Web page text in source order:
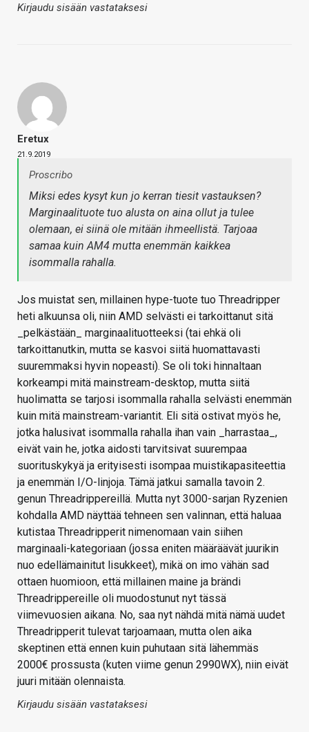
Kirjaudu sisään vastataksesi
Eretux
21.9.2019
Proscribo
Miksi edes kysyt kun jo kerran tiesit vastauksen?
Marginaalituote tuo alusta on aina ollut ja tulee
olemaan, ei siinä ole mitään ihmeellistä. Tarjoaa
samaa kuin AM4 mutta enemmän kaikkea
isommalla rahalla.
Jos muistat sen, millainen hype-tuote tuo Threadripper
heti alkuunsa oli, niin AMD selvästi ei tarkoittanut sitä
_pelkästään_ marginaalituotteeksi (tai ehkä oli
tarkoittanutkin, mutta se kasvoi siitä huomattavasti
suuremmaksi hyvin nopeasti). Se oli toki hinnaltaan
korkeampi mitä mainstream-desktop, mutta siitä
huolimatta se tarjosi isommalla rahalla selvästi enemmän
kuin mitä mainstream-variantit. Eli sitä ostivat myös he,
jotka halusivat isommalla rahalla ihan vain _harrastaa_,
eivät vain he, jotka aidosti tarvitsivat suurempaa
suorituskykyä ja erityisesti isompaa muistikapasiteettia
ja enemmän I/O-linjoja. Tämä jatkui samalla tavoin 2.
genun Threadrippereillä. Mutta nyt 3000-sarjan Ryzenien
kohdalla AMD näyttää tehneen sen valinnan, että haluaa
kutistaa Threadripperit nimenomaan vain siihen
marginaali-kategoriaan (jossa eniten määräävät juurikin
nuo edellämainitut lisukkeet), mikä on imo vähän sad
ottaen huomioon, että millainen maine ja brändi
Threadrippereille oli muodostunut nyt tässä
viimevuosien aikana. No, saa nyt nähdä mitä nämä uudet
Threadripperit tulevat tarjoamaan, mutta olen aika
skeptinen että ennen kuin puhutaan sitä lähemmäs
2000€ prossusta (kuten viime genun 2990WX), niin eivät
juuri mitään olennaista.
Kirjaudu sisään vastataksesi